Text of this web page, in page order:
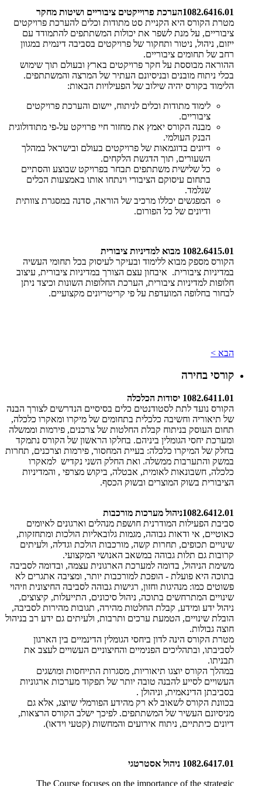
1082.6416.01הערכת פרוייקטים ציבוריים ושיטות מחקר
מטרת הקורס היא הקניית סט מתודות וכלים להערכת פרויקטים
ציבוריים, על מנת לשפר את יכולות המשתתפים להתמודד עם
ייזום, ניהול, ניטור ותחקור של פרויקטים בסביבה דינמית במגוון
רחב של תחומים ציבוריים.
ההוראה מבוססת על חקר פרויקטים בארץ ובעולם תוך שימוש
בכלי ניתוח מובנים ובניסיונם העתיר של המרצה והמשתתפים.
הלימוד בקורס יהיה שילוב של הפעילויות הבאות:
לימוד מתודות וכלים לניתוח, יישום והערכת פרויקטים
ציבוריים.
מבנה הקורס יאמץ את מחזור חיי פרויקט על-פי מתודולוגית
הבנק העולמי.
דיונים בדוגמאות של פרויקטים בעולם ובישראל במהלך
השעורים, תוך הדגשת הלקחים.
כל שלישית משתתפים תבחר בפרויקט שבוצע והסתיים
בתחום עיסוקם הציבורי וינתחו אותו באמצעות הכלים
שנלמד.
המפגשים יכללו מרכיב של הוראה, סדנה במסגרת צוותית
ודיונים של כל הפורום.
1082.6415.01 מבוא למדיניות ציבורית
הקורס מספק מבוא ללימוד ובעיקר לעיסוק בכל תחומי העשיה
במדיניות ציבורית. איבחון עצם הצורך במדיניות ציבורית, עיצוב
חלופות למדיניות ציבורית, הערכת החלופות השונות וכיצד ניתן
לבחור בחלופה המועדפת על פי קריטריונים מקצועיים.
הבא >
קורסי בחירה
1082.6411.01 יסודות הכלכלה
הקורס נועד לתת לסטודנטים כלים בסיסיים הנדרשים לצורך הבנה
של תיאוריה וחשיבה כלכלית בתחומים של מיקרו ומאקרו כלכלה,
תחום העוסק בניתוח קבלת החלטות של צרכנים, פירמות וממשלה
ומערכת יחסי הגומלין ביניהם. בחלקו הראשון של הקורס נתמקד
בחלק של המיקרו כלכלה: בעיית המחסור, פירמות וצרכנים, תחרות
במשק והתערבות ממשלה. ואת החלק השני נקדיש למאקרו
כלכלה, חשבונאות לאומית, אבטלה, ביקוש מצרפי , והמדיניות
הציבורית בשוק המוצרים ובשוק הכסף.
1082.6412.01ניהול מערכות מורכבות
סביבת הפעילות המודרנית חושפת מנהלים וארגונים לאיומים
כאוטיים, אי ודאות גבוהה, מגמות גלובאליות הולכות ומתחזקות,
שינויים תכופים, תחרות קשה, מורכבות הולכת וגדלה, ולעיתים
קרובות גם תלות גבוהה במשאב האנושי המקצועי.
משימת הניהול, בדומה למערכת הארגונית עצמה, ובדומה לסביבה
בתוכה היא פועלת - הופכת למורכבות יותר, ומציבה אתגרים לא
פשוטים כמו: מנהיגות וחזון, רגישות גבוהה לסביבה החיצונית וזיהוי
שינויים המתרחשים בתוכה, ניהול סיכונים, התייעלות, קיצוצים,
ניהול ידע ומידע, קבלת החלטות מהירה, תגובות מהירות לסביבה,
הובלת שינויים, הטמעת ערכים ותרבות, ולעיתים גם ידע רב בניהול
חוצה גבולות.
מטרת הקורס הינה לדון ביחסי הגומלין הדינמיים בין הארגון
לסביבתו, ובתהליכים הפנימיים והחיצוניים העשויים לעצב את
תבניתו.
במהלך הקורס יוצגו תיאוריות, מסגרות התייחסות ומושגים
העשויים לסייע להבנה טובה יותר של תפקוד מערכות ארגוניות
בסביבתן הדינאמית, וניהולן .
בכוונת הקורס לשאוב לא רק מהידע הפורמלי שיוצג, אלא גם
מניסיונם העשיר של המשתתפים. לפיכך ישלב הקורס הרצאות,
דיונים כיתתיים, ניתוח אירועים והמחשות (קטעי וידאו).
1082.6417.01 ניהול אסטרטגי
The Course focuses on the importance of the strategic